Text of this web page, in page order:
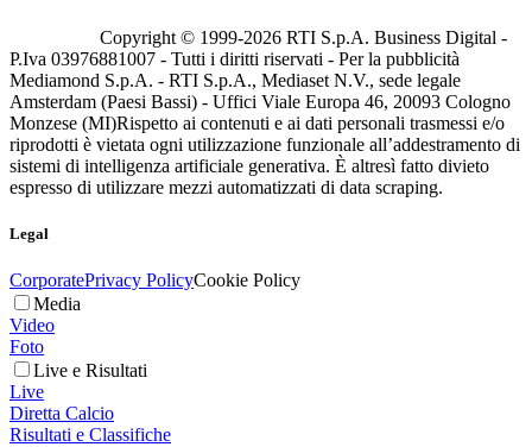
Copyright © 1999-2026 RTI S.p.A. Business Digital -
P.Iva 03976881007 - Tutti i diritti riservati - Per la pubblicità
Mediamond S.p.A. - RTI S.p.A., Mediaset N.V., sede legale
Amsterdam (Paesi Bassi) - Uffici Viale Europa 46, 20093 Cologno
Monzese (MI)Rispetto ai contenuti e ai dati personali trasmessi e/o
riprodotti è vietata ogni utilizzazione funzionale all’addestramento di
sistemi di intelligenza artificiale generativa. È altresì fatto divieto
espresso di utilizzare mezzi automatizzati di data scraping.
Legal
CorporatePrivacy PolicyCookie Policy
Media
Video
Foto
Live e Risultati
Live
Diretta Calcio
Risultati e Classifiche